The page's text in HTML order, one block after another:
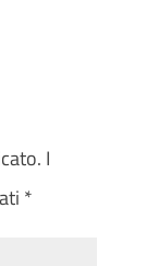
I
*